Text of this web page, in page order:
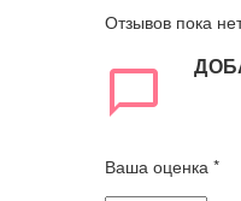
Отзывов пока
Ваша оценка *